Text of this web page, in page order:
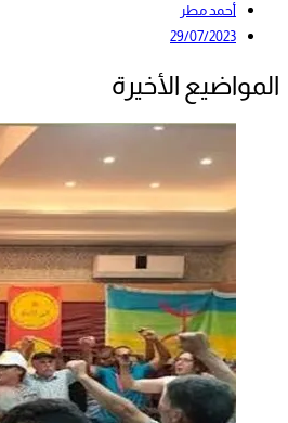
أحمد مطر
29/07/2023
المواضيع الأخيرة